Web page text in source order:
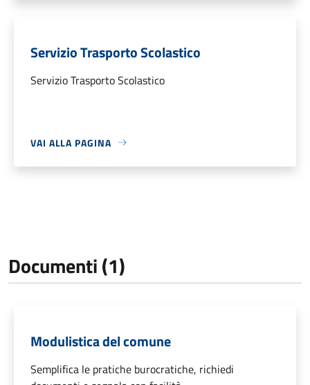
Servizio Trasporto Scolastico
Servizio Trasporto Scolastico
VAI ALLA PAGINA
Documenti (1)
Modulistica del comune
Semplifica le pratiche burocratiche, richiedi